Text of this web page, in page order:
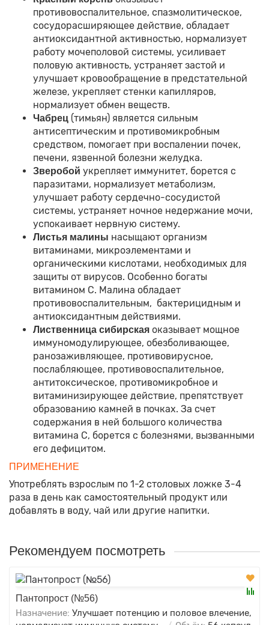
противовоспалительное, спазмолитическое,
сосудорасширяющее действие, обладает
антиоксидантной активностью, нормализует
работу мочеполовой системы, усиливает
половую активность, устраняет застой и
улучшает кровообращение в предстательной
железе, укрепляет стенки капилляров,
нормализует обмен веществ.
Чабрец (тимьян) является сильным
антисептическим и противомикробным
средством, помогает при воспалении почек,
печени, язвенной болезни желудка.
Зверобой укрепляет иммунитет, борется с
паразитами, нормализует метаболизм,
улучшает работу сердечно-сосудистой
системы, устраняет ночное недержание мочи,
успокаивает нервную систему.
Листья малины насыщают организм
витаминами, микроэлементами и
органическими кислотами, необходимых для
защиты от вирусов. Особенно богаты
витамином С. Малина обладает
противовоспалительным, бактерицидным и
антиоксидантным действиями.
Лиственница сибирская оказывает мощное
иммуномодулирующее, обезболивающее,
ранозаживляющее, противовирусное,
послабляющее, противовоспалительное,
антитоксическое, противомикробное и
витаминизирующее действие, препятствует
образованию камней в почках. За счет
содержания в ней большого количества
витамина С, борется с болезнями, вызванными
его дефицитом.
ПРИМЕНЕНИЕ
Употреблять взрослым по 1-2 столовых ложке 3-4
раза в день как самостоятельный продукт или
добавлять в воду, чай или другие напитки.
Рекомендуем посмотреть
Пантопрост (№56)
Назначение: Улучшает потенцию и половое влечение,